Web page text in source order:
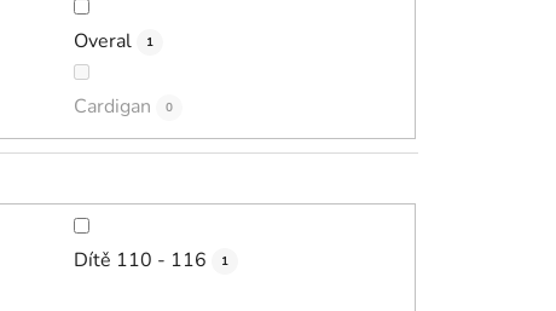
Overal 1
Cardigan 0
Dítě 110 - 116 1